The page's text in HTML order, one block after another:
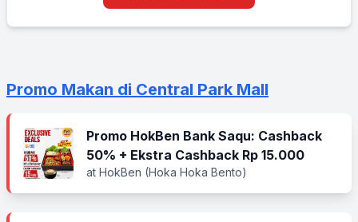
Promo Makan di Central Park Mall
Promo HokBen Bank Saqu: Cashback
50% + Ekstra Cashback Rp 15.000
at HokBen (Hoka Hoka Bento)